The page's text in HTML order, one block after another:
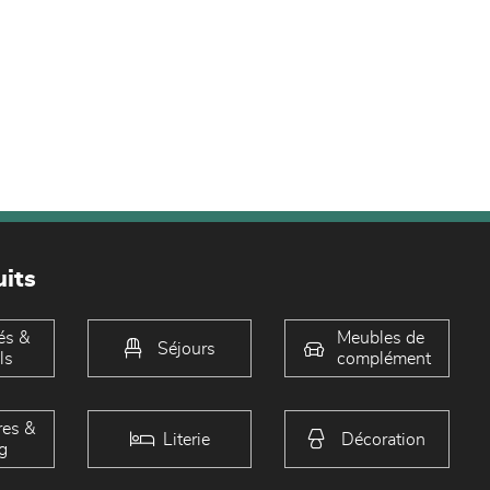
&
Séjours
Meubles de
complément
&
Literie Décoration